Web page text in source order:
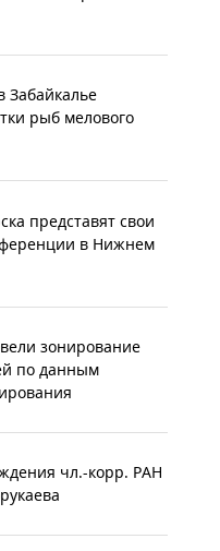
рыб мелового
представят свои
в Нижнем
зонирование
по данным
чл.-корр. РАН